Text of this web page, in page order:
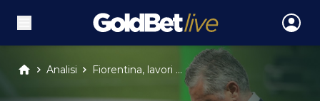
Analisi Fiorentina, lavori ...